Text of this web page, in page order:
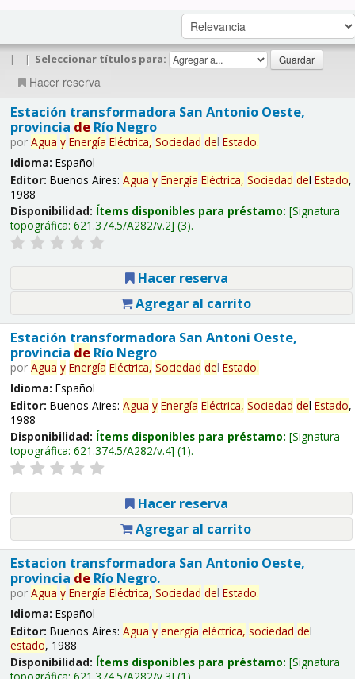
| | Seleccionar títulos para:
Hacer reserva
Estación transformadora San Antonio Oeste,
provincia deRío Negro
por Agua y Energía Eléctrica, Sociedad del Estado.
Idioma: Español
Editor: Buenos Aires: Agua y Energía Eléctrica, Sociedad del Estado,
1988
Disponibilidad: Ítems disponibles para préstamo: Signatura
topográfica: 621.374.5/A282/v.2 (3).
Hacer reserva
Agregar al carrito
Estación transformadora San Antoni Oeste,
provincia deRío Negro
por Agua y Energía Eléctrica, Sociedad del Estado.
Idioma: Español
Editor: Buenos Aires: Agua y Energía Eléctrica, Sociedad del Estado,
1988
Disponibilidad: Ítems disponibles para préstamo: Signatura
topográfica: 621.374.5/A282/v.4 (1).
Hacer reserva
Agregar al carrito
Estacion transformadora San Antonio Oeste,
provincia deRío Negro.
por Agua y Energía Eléctrica, Sociedad del Estado.
Idioma: Español
Editor: Buenos Aires: Agua y energía eléctrica, sociedad del
estado, 1988
Disponibilidad: Ítems disponibles para préstamo: Signatura